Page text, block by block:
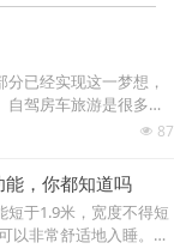
已经实现这一梦想，
驾房车旅游是很多人
大家更详细的了解房넶 87
，你都知道吗
短于1.9米，宽度不得短
以非常舒适地入睡。如